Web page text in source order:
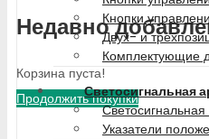
Недавно
Корзина пуста!
Продолжить покупки
Кнопки
Двух- и
Комплектующие
Светосигнальная
Указатели